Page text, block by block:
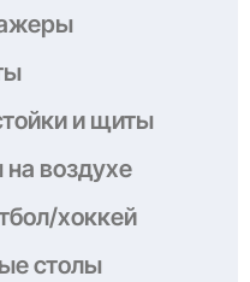
и щиты
воздухе
хоккей
столы